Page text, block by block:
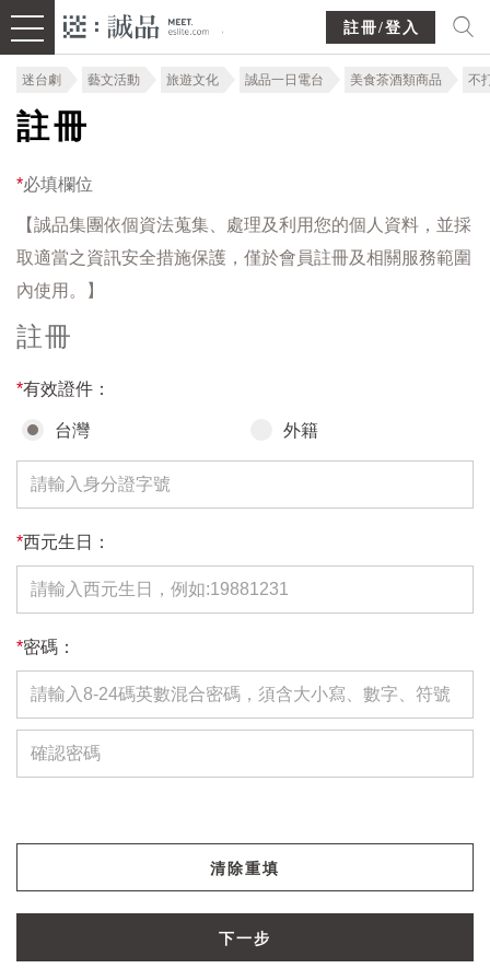
註冊/登入
迷台劇 藝文活動 旅遊文化 誠品一日電台 美食茶酒類商品 不
註冊
*必填欄位
【誠品集團依個資法蒐集、處理及利用您的個人資料，並採
取適當之資訊安全措施保護，僅於會員註冊及相關服務範圍
內使用。】
註冊
*有效證件：
台灣 外籍
*西元生日：
*密碼：